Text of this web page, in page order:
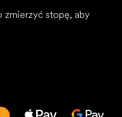
zmierzyć stopę, aby